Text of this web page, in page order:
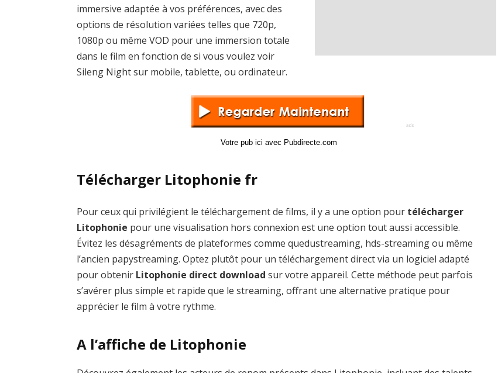
immersive adaptée à vos préférences, avec des
options de résolution variées telles que 720p,
1080p ou même VOD pour une immersion totale
dans le film en fonction de si vous voulez voir
Sileng Night sur mobile, tablette, ou ordinateur.
Votre pub ici avec Pubdirecte.com
Télécharger Litophonie fr
Pour ceux qui privilégient le téléchargement de films, il y a une option pour télécharger
Litophonie pour une visualisation hors connexion est une option tout aussi accessible.
Évitez les désagréments de plateformes comme quedustreaming, hds-streaming ou même
l’ancien papystreaming. Optez plutôt pour un téléchargement direct via un logiciel adapté
pour obtenir Litophonie direct download sur votre appareil. Cette méthode peut parfois
s’avérer plus simple et rapide que le streaming, offrant une alternative pratique pour
apprécier le film à votre rythme.
A l’affiche de Litophonie